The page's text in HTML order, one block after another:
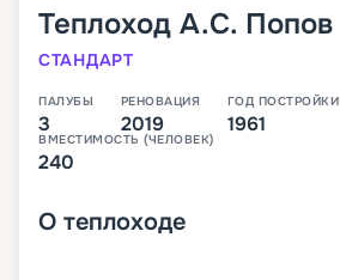
Теплоход А.С. Попов
СТАНДАРТ
ПАЛУБЫ
3
РЕНОВАЦИЯ
2019
ГОД ПОСТРОЙКИ
1961
ВМЕСТИМОСТЬ (ЧЕЛОВЕК)
240
О теплоходе